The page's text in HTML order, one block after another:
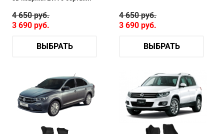
4 650руб.
3 690 руб.
ВЫБРАТЬ
4 650руб.
3 690 руб.
ВЫБРАТЬ